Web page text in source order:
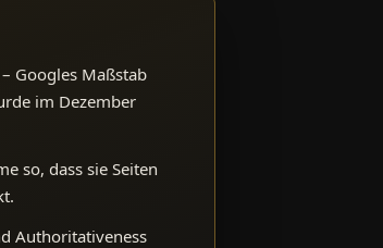
– Googles Maßstab
im Dezember
so, dass sie Seiten
Authoritativeness